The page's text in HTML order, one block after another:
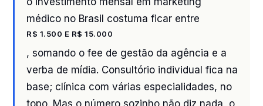
médico no Brasil costuma ficar entre
R$ 1.500 E R$ 15.000
, somando o fee de gestão da agência e a
verba de mídia. Consultório individual fica na
base; clínica com várias especialidades, no
topo. Mas o número sozinho não diz nada, o